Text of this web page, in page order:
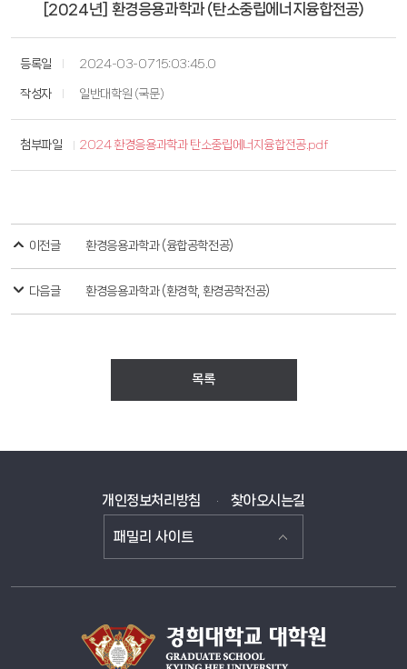
[2024년] 환경응용과학과 (탄소중립에너지융합전공)
등록일 2024-03-07 15:03:45.0
작성자 일반대학원 (국문)
첨부파일 2024 환경응용과학과 탄소중립에너지융합전공.pdf
이전글 환경응용과학과 (융합공학전공)
다음글 환경응용과학과 (환경학, 환경공학전공)
목록
개인정보처리방침 찾아오시는길
패밀리 사이트